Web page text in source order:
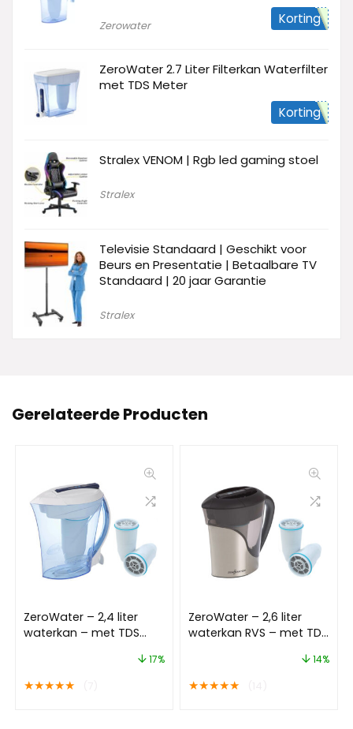
Zerowater Korting
ZeroWater 2.7 Liter Filterkan Waterfilter
met TDS Meter
Korting
Stralex VENOM | Rgb led gaming stoel
Stralex
Televisie Standaard | Geschikt voor
Beurs en Presentatie | Betaalbare TV
Standaard | 20 jaar Garantie
Stralex
Gerelateerde Producten
ZeroWater – 2,4 liter
waterkan – met TDS
17%
★★★★★
ZeroWater – 2,6 liter
waterkan RVS – met TDS
14%
★★★★★